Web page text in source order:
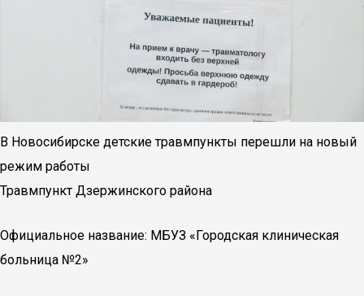
В Новосибирске детские травмпункты перешли на новый
режим работы
Травмпункт Дзержинского района
Официальное название: МБУЗ «Городская клиническая
больница №2»